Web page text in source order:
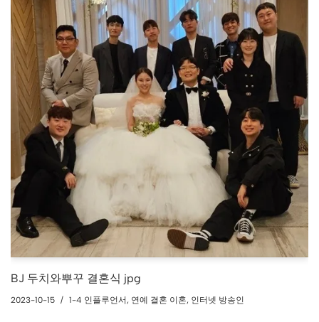
BJ 두치와뿌꾸 결혼식 jpg
2023-10-15 1-4 인플루언서, 연예 결혼 이혼, 인터넷 방송인